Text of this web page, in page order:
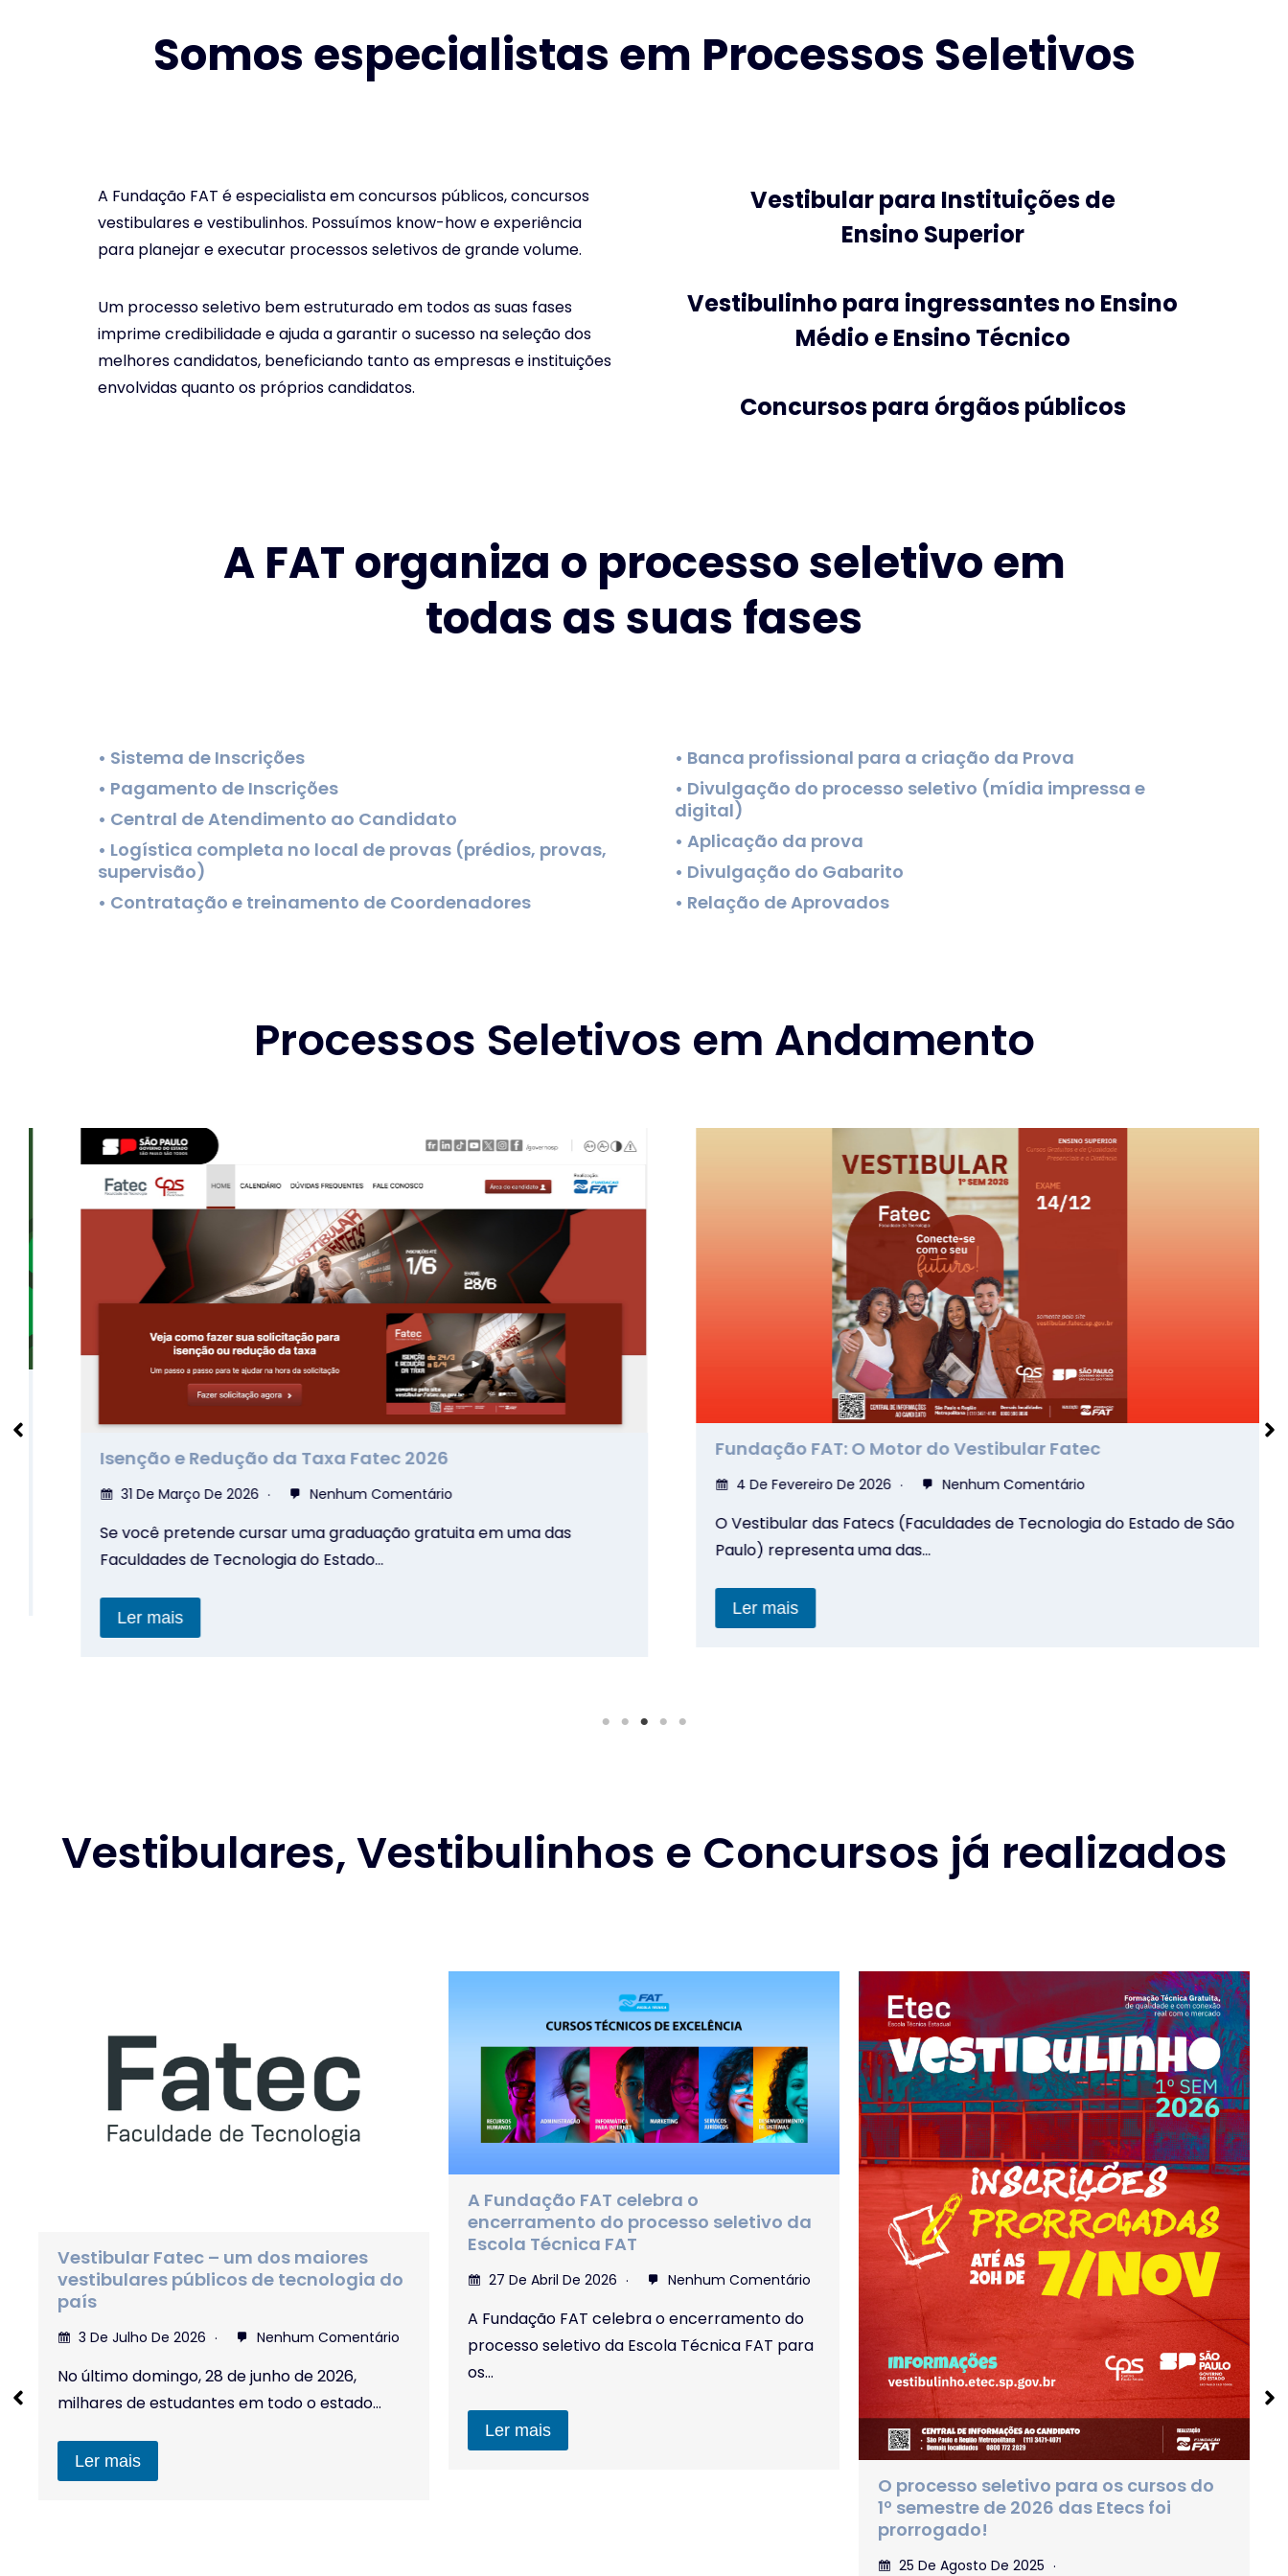
Somos especialistas em Processos Seletivos
A Fundação FAT é especialista em concursos públicos, concursos
vestibulares e vestibulinhos. Possuímos know-how e experiência
para planejar e executar processos seletivos de grande volume.
Um processo seletivo bem estruturado em todos as suas fases
imprime credibilidade e ajuda a garantir o sucesso na seleção dos
melhores candidatos, beneficiando tanto as empresas e instituições
envolvidas quanto os próprios candidatos.
Vestibular para Instituições de
Ensino Superior
Vestibulinho para ingressantes no Ensino
Médio e Ensino Técnico
Concursos para órgãos públicos
A FAT organiza o processo seletivo em
todas as suas fases
• Sistema de Inscrições
• Pagamento de Inscrições
• Central de Atendimento ao Candidato
• Logística completa no local de provas (prédios, provas,
supervisão)
• Contratação e treinamento de Coordenadores
• Banca profissional para a criação da Prova
• Divulgação do processo seletivo (mídia impressa e
digital)
• Aplicação da prova
• Divulgação do Gabarito
• Relação de Aprovados
Processos Seletivos em Andamento
Isenção e Redução da Taxa Fatec 2026
31 De Março De 2026 Nenhum Comentário
Se você pretende cursar uma graduação gratuita em uma das
Faculdades de Tecnologia do Estado…
Ler mais
Fundação FAT: O Motor do Vestibular Fatec
4 De Fevereiro De 2026 Nenhum Comentário
O Vestibular das Fatecs (Faculdades de Tecnologia do Estado de São
Paulo) representa uma das…
Ler mais
Vestibulares, Vestibulinhos e Concursos já realizados
Escola Técnica FAT
27 De Abril De 2026 Nenhum Comentário
A Fundação FAT celebra o encerramento do
processo seletivo da Escola Técnica FAT para
os…
Vestibular Fatec 1º SEM 2026
21 De Agosto De 2025
Nenhum Comentário
Solicite isenção ou redução da taxa de
inscrição até 12 de setembro. O Centro Paula…
Ler mais